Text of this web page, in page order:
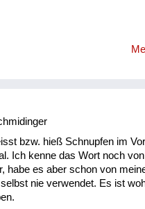
bzw. hieß Schnupfen im
Ich kenne das Wort noch
habe es aber schon von
nie verwendet. Es ist